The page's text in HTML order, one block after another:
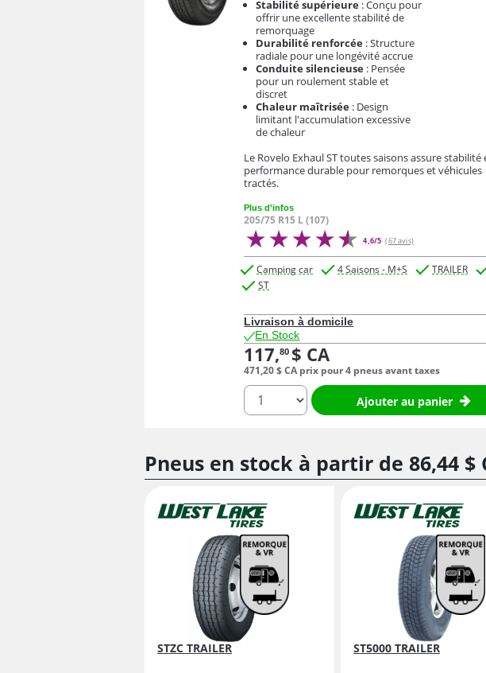
Stabilité supérieure : Conçu pour
offrir une excellente stabilité de
remorquage
Durabilité renforcée : Structure
radiale pour une longévité accrue
Conduite silencieuse : Pensée
pour un roulement stable et
discret
Chaleur maîtrisée : Design
limitant l'accumulation excessive
de chaleur
Le Rovelo Exhaul ST toutes saisons assure stabilité
performance durable pour remorques et véhicules
tractés.
Plus d'infos
205/75 R15 L (107)
4,6/5 (67 avis)
Camping car 4 Saisons - M+S TRAILER
ST
Livraison à domicile
En Stock
117,80 $ CA
471,20$ CA prix pour 4 pneus avant taxes
quantité
Ajouter au panier
Pneus en stock à partir de 86,44 $
STZC TRAILER ST5000 TRAILER